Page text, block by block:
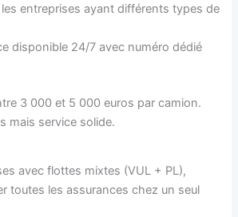
entreprises ayant différents types de
disponible 24/7 avec numéro dédié
3 000 et 5 000 euros par camion.
mais service solide.
avec flottes mixtes (VUL + PL),
toutes les assurances chez un seul